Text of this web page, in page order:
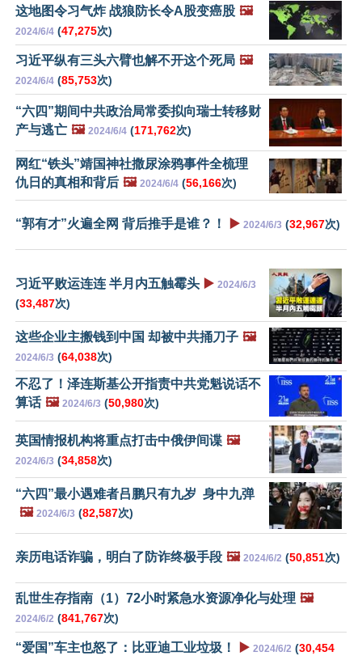
这地图令习气炸 战狼防长令A股变癌股 🖼️
2024/6/4 (47,275次)
习近平纵有三头六臂也解不开这个死局 🖼️
2024/6/4 (85,753次)
“六四”期间中共政治局常委拟向瑞士转移财
产与逃亡 🖼️ 2024/6/4 (171,762次)
网红“铁头”靖国神社撒尿涂鸦事件全梳理
仇日的真相和背后 🖼️ 2024/6/4 (56,166次)
“郭有才”火遍全网 背后推手是谁？！ ▶️ 2024/6/3 (32,967次)
习近平败运连连 半月内五触霉头 ▶️ 2024/6/3
(33,487次)
这些企业主搬钱到中国 却被中共捅刀子 🖼️
2024/6/3 (64,038次)
不忍了！泽连斯基公开指责中共党魁说话不
算话 🖼️ 2024/6/3 (50,980次)
英国情报机构将重点打击中俄伊间谍 🖼️
2024/6/3 (34,858次)
“六四”最小遇难者吕鹏只有九岁 身中九弹
🖼️ 2024/6/3 (82,587次)
亲历电话诈骗，明白了防诈终极手段 🖼️ 2024/6/2 (50,851次)
乱世生存指南（1）72小时紧急水资源净化与处理 🖼️
2024/6/2 (841,767次)
“爱国”车主也怒了：比亚迪工业垃圾！ ▶️ 2024/6/2 (30,454